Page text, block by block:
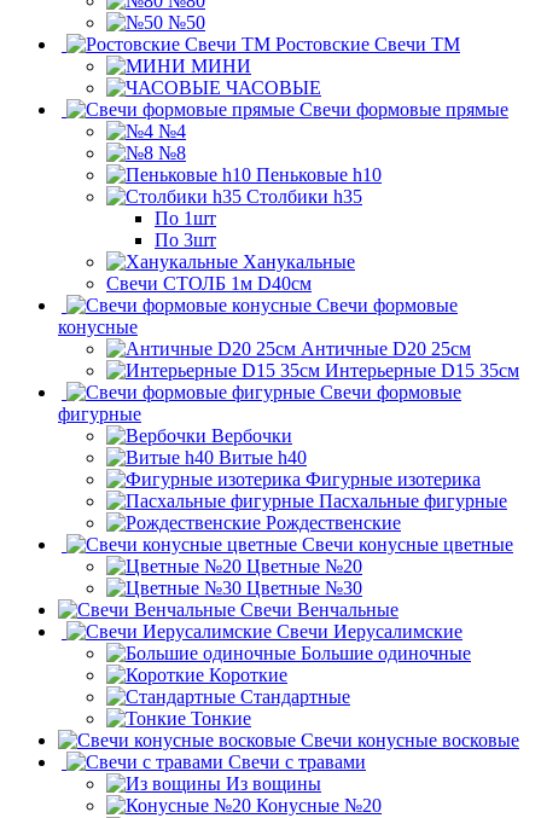
№50
Ростовские Свечи ТМ
МИНИ
ЧАСОВЫЕ
Свечи формовые прямые
№4
№8
Пеньковые h10
Столбики h35
По 1шт
По 3шт
Ханукальные
Свечи СТОЛБ 1м D40см
Свечи формовые
конусные
Античные D20 25см
Интерьерные D15 35см
Свечи формовые
фигурные
Вербочки
Витые h40
Фигурные изотерика
Пасхальные фигурные
Рождественские
Свечи конусные цветные
Цветные №20
Цветные №30
Свечи Венчальные
Свечи Иерусалимские
Большие одиночные
Короткие
Стандартные
Тонкие
Свечи конусные восковые
Свечи с травами
Из вощины
Конусные №20